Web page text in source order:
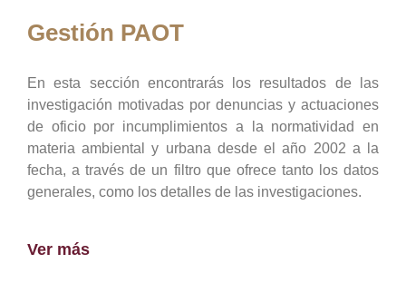
Gestión PAOT
En esta sección encontrarás los resultados de las
investigación motivadas por denuncias y actuaciones
de oficio por incumplimientos a la normatividad en
materia ambiental y urbana desde el año 2002 a la
fecha, a través de un filtro que ofrece tanto los datos
generales, como los detalles de las investigaciones.
Ver más